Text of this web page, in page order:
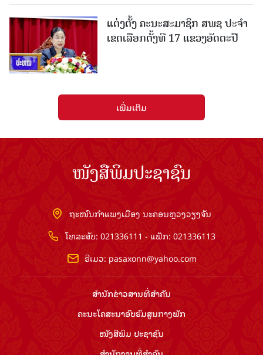
ແຕ່ງຕັ້ງ ຄະນະສະມາຊິກ ສພຊ ປະຈຳ
ເຂດເລືອກຕັ້ງທີ 17 ແຂວງອັດຕະປື
ເພີ່ມເຕີມ
ໜັງສືພິມປະຊາຊົນ
ຖະໜົນກຳແພງເມືອງ ນະຄອນຫຼວງວຽງຈັນ
ໂທລະສັບ: 021336111 - ແຟັກ: 021336113
ອີເມວ: pasaxonn@yahoo.com
ສຳ​ນັກ​ຂ່າວ​ສານ​ທີ່​ສຳ​ຄັນ​
ຄະນະໂຄສະນາອົບຮົມ​ສູນ​ກາງ​ພັກ
ໜັງສືພິມ ປະ​ຊາ​ຊົນ